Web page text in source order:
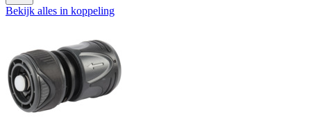
Bekijk alles in koppeling